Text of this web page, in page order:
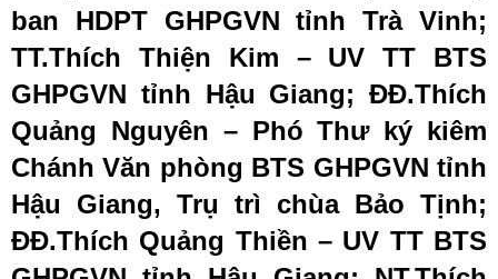
ban HDPT GHPGVN tỉnh Trà Vinh;
TT.Thích Thiện Kim – UV TT BTS
GHPGVN tỉnh Hậu Giang; ĐĐ.Thích
Quảng Nguyên – Phó Thư ký kiêm
Chánh Văn phòng BTS GHPGVN tỉnh
Hậu Giang, Trụ trì chùa Bảo Tịnh;
ĐĐ.Thích Quảng Thiền – UV TT BTS